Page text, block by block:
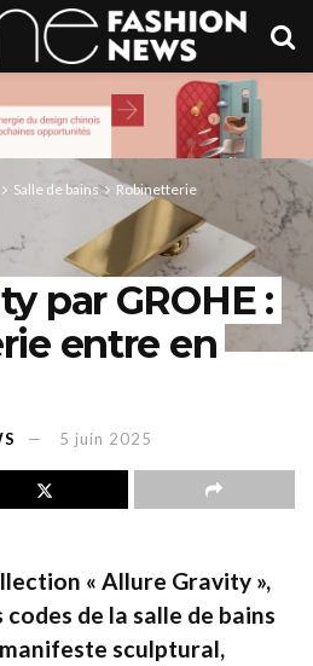
Salle de bains Robinetterie
par GROHE :
entre en
5 juin 2025
« Allure Gravity »,
de la salle de bains
sculptural,